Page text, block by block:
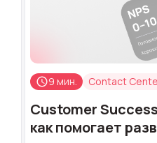
9 мин. Contact
Customer
как помогает